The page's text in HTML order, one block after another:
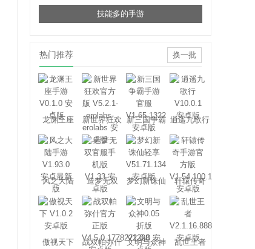
技能多的手游
热门推荐 换一批
龙渊王座 新世界狂欢 新三国争霸 逍遥九歌行
风之大陆 造梦无双
梦幻新诛仙
轩辕传奇
傲视天下 战双帕弥什 文明与众神 乱世王者